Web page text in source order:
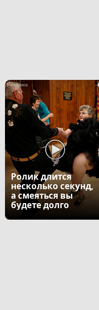
Ролик длится
несколько секунд,
а смеяться вы
будете долго